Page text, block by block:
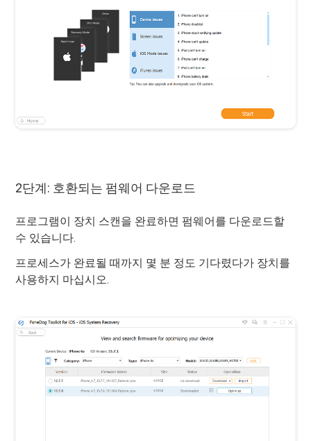
2단계: 호환되는 펌웨어 다운로드
프로그램이 장치 스캔을 완료하면 펌웨어를 다운로드할
수 있습니다.
프로세스가 완료될 때까지 몇 분 정도 기다렸다가 장치를
사용하지 마십시오.